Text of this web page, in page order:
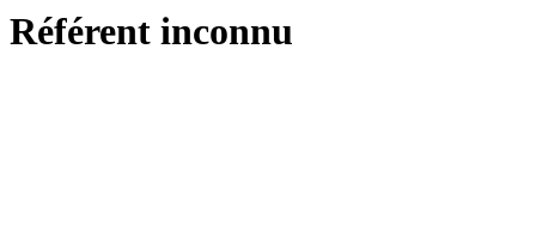
Référent inconnu